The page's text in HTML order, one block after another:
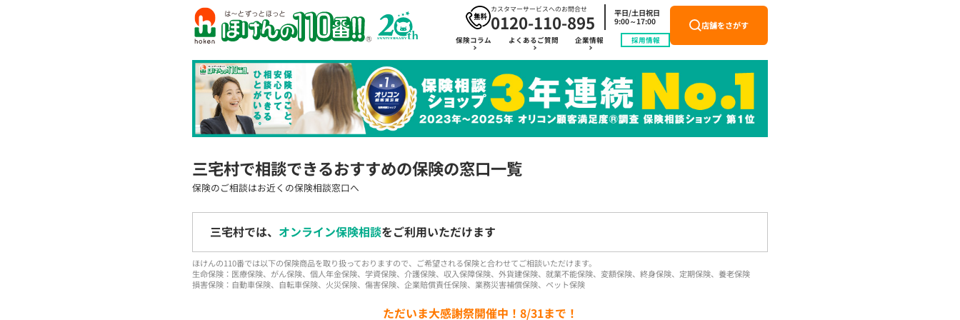
カスタマーサービスへのお問合せ
0120-110-895
平日/土日祝日
9:00～17:00
保険コラム よくあるご質問 企業情報 採用情報
店舗をさがす
三宅村で相談できるおすすめの保険の窓口一覧
保険のご相談はお近くの保険相談窓口へ
三宅村では、 オンライン保険相談をご利用いただけます
ほけんの110番では以下の保険商品を取り扱っておりますので、ご希望される保険と合わせてご相談いただけます。
生命保険：医療保険、がん保険、個人年金保険、学資保険、介護保険、収入保障保険、外貨建保険、就業不能保険、変額保険、終身保険、定期保険、養老保険
損害保険：自動車保険、自転車保険、火災保険、傷害保険、企業賠償責任保険、業務災害補償保険、ペット保険
ただいま大感謝祭開催中！8/31まで！